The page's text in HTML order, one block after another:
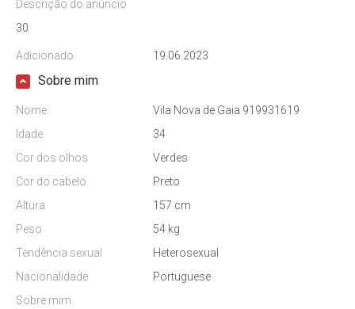
Descrição do anúncio
30
Adicionado 19.06.2023
Sobre mim
Nome
Vila Nova de Gaia 919931619
Idade
34
Cor dos olhos
Verdes
Cor do cabelo
Preto
Altura
157 cm
Peso
54 kg
Tendência sexual
Heterosexual
Nacionalidade
Portuguese
Sobre mim